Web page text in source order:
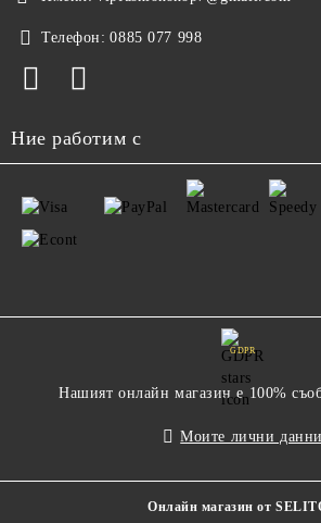
Телефон: 0885 077 998
Ние работим с
GDPR
Нашият онлайн магазин е 100%
Моите лични данни
Онлайн магазин от